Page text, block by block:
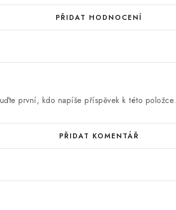
PŘIDAT HODNOCENÍ
první, kdo napíše příspěvek k této položce.
PŘIDAT KOMENTÁŘ